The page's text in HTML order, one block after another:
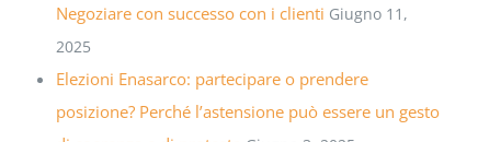
Negoziare con successo con i clienti Giugno 11,
2025
Elezioni Enasarco: partecipare o prendere
posizione? Perché l’astensione può essere un gesto